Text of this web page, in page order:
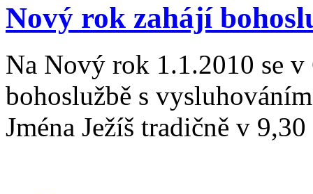
Nový rok zahájí
Na Nový rok 1.1.2010 se v
bohoslužbě s
Jména Ježíš tradičně v